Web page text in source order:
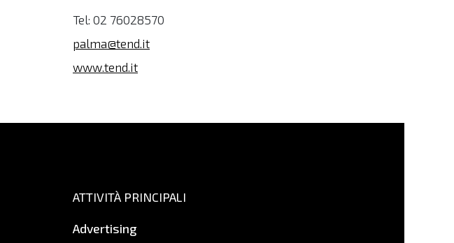
Tel: 02 76028570
palma@tend.it
www.tend.it
ATTIVITÀ PRINCIPALI
Advertising